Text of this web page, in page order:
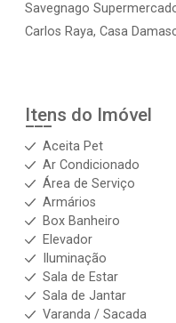
Savegnago
Carlos Raya, Casa
Itens do Imóvel
Aceita Pet
Ar Condicionado
Área de Serviço
Armários
Box Banheiro
Elevador
Iluminação
Sala de Estar
Sala de Jantar
Varanda / Sacada